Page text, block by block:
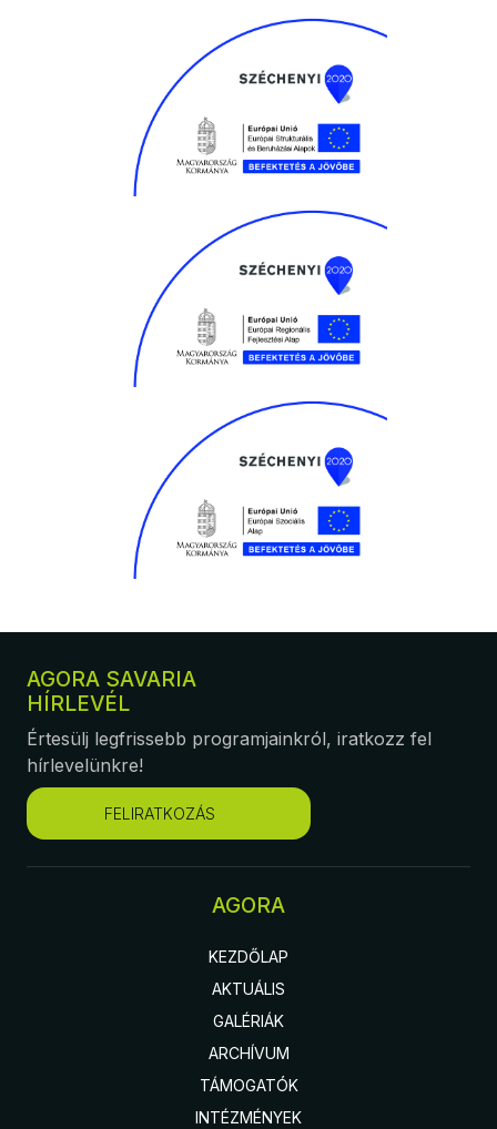
AGORA SAVARIA
HÍRLEVÉL
Értesülj legfrissebb programjainkról, iratkozz fel
hírlevelünkre!
FELIRATKOZÁS
AGORA
KEZDŐLAP
AKTUÁLIS
GALÉRIÁK
ARCHÍVUM
TÁMOGATÓK
INTÉZMÉNYEK